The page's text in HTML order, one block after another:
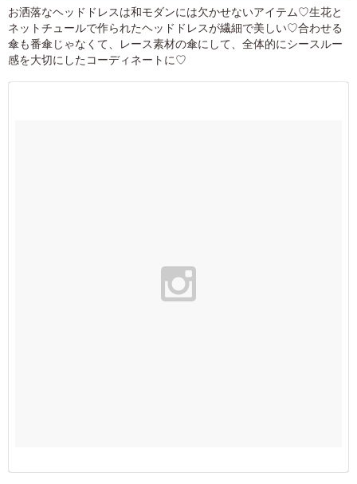
お洒落なヘッドドレスは和モダンには欠かせないアイテム♡生花と
ネットチュールで作られたヘッドドレスが繊細で美しい♡合わせる
傘も番傘じゃなくて、レース素材の傘にして、全体的にシースルー
感を大切にしたコーディネートに♡